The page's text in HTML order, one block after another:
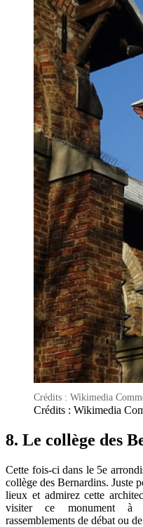
Crédits : Wikimedia
Crédits : Wikimedia
8. Le collège des
Cette fois-ci dans le 5e
collège des Bernardins. Juste
lieux et admirez cette
visiter ce monument à
rassemblements de débat ou